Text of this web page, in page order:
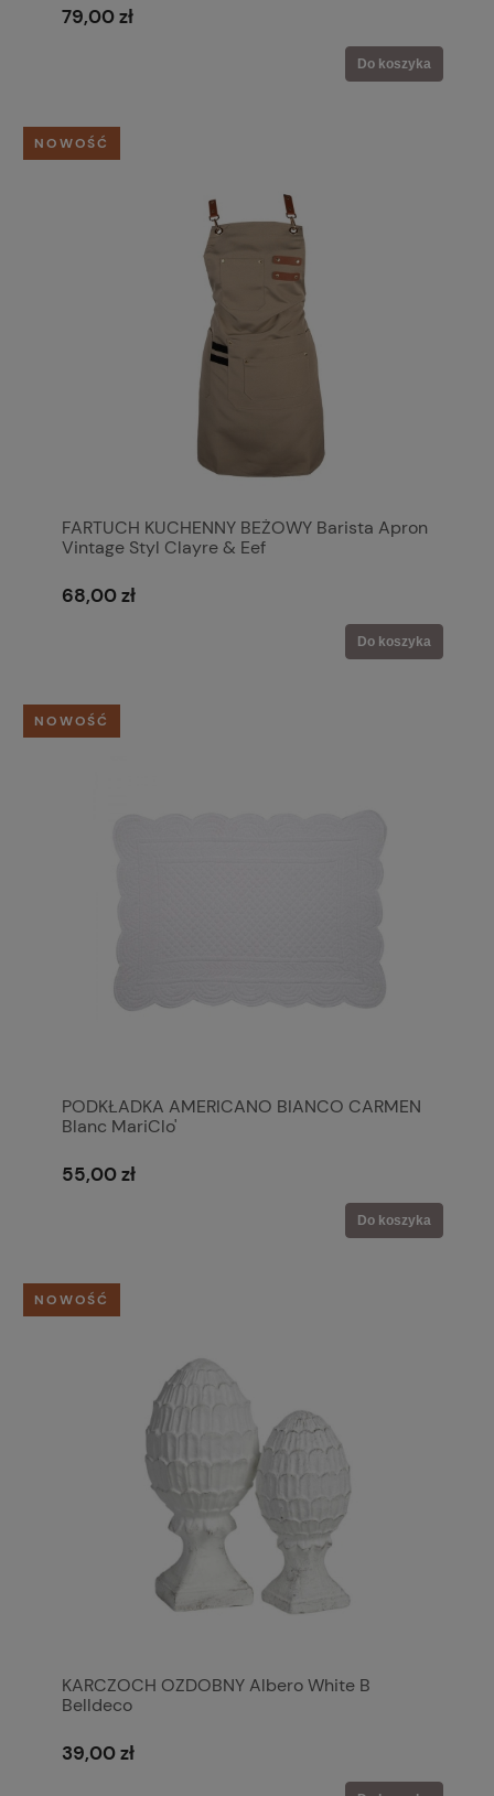
79,00 zł
Do koszyka
FARTUCH KUCHENNY BEŻOWY Barista Apron
Vintage Styl Clayre & Eef
68,00 zł
Do koszyka
NOWOŚĆ
PODKŁADKA AMERICANO BIANCO CARMEN
Blanc MariClo'
55,00 zł
Do koszyka
NOWOŚĆ
KARCZOCH OZDOBNY Albero White B
Belldeco
39,00 zł
NOWOŚĆ